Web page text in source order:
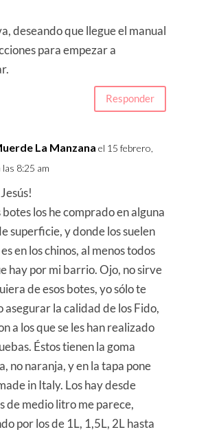
deseando que llegue el manual
para empezar a
Responder
La Manzana el 15 febrero,
las 8:25 am
botes los he comprado en alguna
superficie, y donde los suelen
en los chinos, al menos todos
hay por mi barrio. Ojo, no sirve
de esos botes, yo sólo te
asegurar la calidad de los Fido,
a los que se les han realizado
Éstos tienen la goma
no naranja, y en la tapa pone
in Italy. Los hay desde
de medio litro me parece,
por los de 1L, 1,5L, 2L hasta